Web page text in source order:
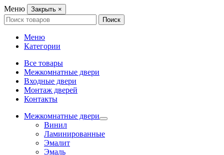
Меню Закрыть ×
Search
for:
Поиск
Меню
Категории
Все товары
Межкомнатные двери
Входные двери
Монтаж дверей
Контакты
Межкомнатные двери
Винил
Ламинированные
Эмалит
Эмаль